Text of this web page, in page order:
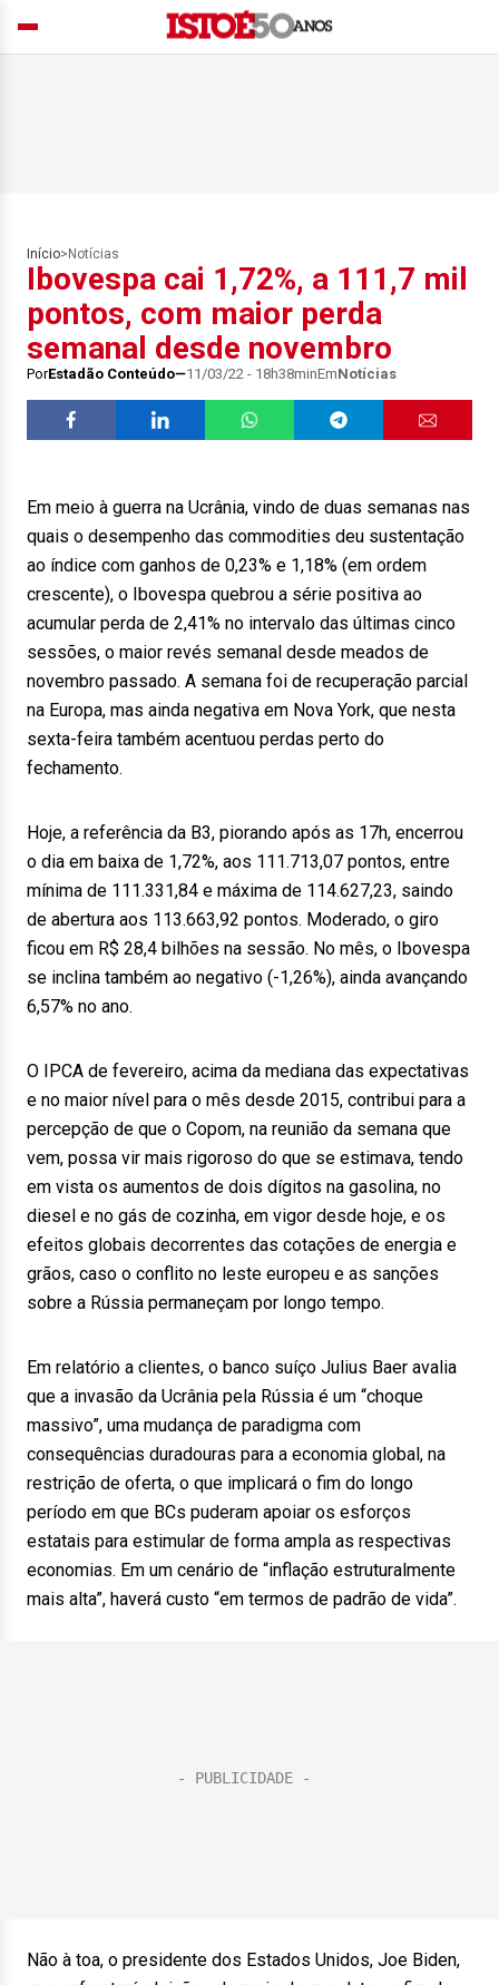
Início> Notícias
Ibovespa cai 1,72%, a 111,7 mil
pontos, com maior perda
semanal desde novembro
PorEstadão Conteúdo 11/03/22 - 18h38minEmNotícias
Em meio à guerra na Ucrânia, vindo de duas semanas nas
quais o desempenho das commodities deu sustentação
ao índice com ganhos de 0,23% e 1,18% (em ordem
crescente), o Ibovespa quebrou a série positiva ao
acumular perda de 2,41% no intervalo das últimas cinco
sessões, o maior revés semanal desde meados de
novembro passado. A semana foi de recuperação parcial
na Europa, mas ainda negativa em Nova York, que nesta
sexta-feira também acentuou perdas perto do
fechamento.
Hoje, a referência da B3, piorando após as 17h, encerrou
o dia em baixa de 1,72%, aos 111.713,07 pontos, entre
mínima de 111.331,84 e máxima de 114.627,23, saindo
de abertura aos 113.663,92 pontos. Moderado, o giro
ficou em R$ 28,4 bilhões na sessão. No mês, o Ibovespa
se inclina também ao negativo (-1,26%), ainda avançando
6,57% no ano.
O IPCA de fevereiro, acima da mediana das expectativas
e no maior nível para o mês desde 2015, contribui para a
percepção de que o Copom, na reunião da semana que
vem, possa vir mais rigoroso do que se estimava, tendo
em vista os aumentos de dois dígitos na gasolina, no
diesel e no gás de cozinha, em vigor desde hoje, e os
efeitos globais decorrentes das cotações de energia e
grãos, caso o conflito no leste europeu e as sanções
sobre a Rússia permaneçam por longo tempo.
Em relatório a clientes, o banco suíço Julius Baer avalia
que a invasão da Ucrânia pela Rússia é um “choque
massivo”, uma mudança de paradigma com
consequências duradouras para a economia global, na
restrição de oferta, o que implicará o fim do longo
período em que BCs puderam apoiar os esforços
estatais para estimular de forma ampla as respectivas
economias. Em um cenário de “inflação estruturalmente
mais alta”, haverá custo “em termos de padrão de vida”.
Não à toa, o presidente dos Estados Unidos, Joe Biden,